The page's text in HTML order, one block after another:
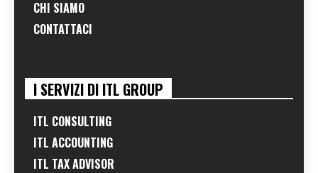
CHI SIAMO
CONTATTACI
I SERVIZI DI ITL GROUP
ITL CONSULTING
ITL ACCOUNTING
ITL TAX ADVISOR